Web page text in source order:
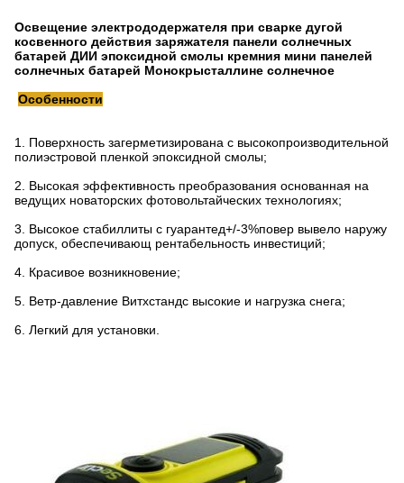
Освещение электрододержателя при сварке дугой
косвенного действия заряжателя панели солнечных
батарей ДИИ эпоксидной смолы кремния мини панелей
солнечных батарей Монокрысталлине солнечное
Особенности
1. Поверхность загерметизирована с высокопроизводительной
полиэстровой пленкой эпоксидной смолы;
2. Высокая эффективность преобразования основанная на
ведущих новаторских фотовольтайческих технологиях;
3. Высокое стабиллиты с гуарантед+/-3%повер вывело наружу
допуск, обеспечивающ рентабельность инвестиций;
4. Красивое возникновение;
5. Ветр-давление Витхстандс высокие и нагрузка снега;
6. Легкий для установки.